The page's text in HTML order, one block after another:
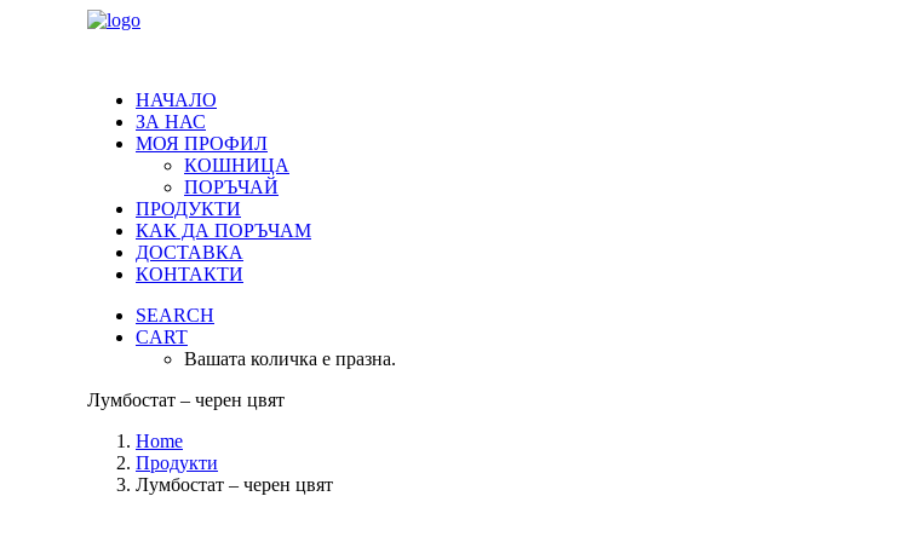
НАЧАЛО
ЗА НАС
МОЯ ПРОФИЛ
КОШНИЦА
ПОРЪЧАЙ
ПРОДУКТИ
КАК ДА ПОРЪЧАМ
ДОСТАВКА
КОНТАКТИ
SEARCH
CART
Вашата количка е празна.
Лумбостат – черен цвят
Home
Продукти
Лумбостат – черен цвят